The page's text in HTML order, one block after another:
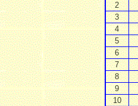
2
3
4
5
6
7
8
9
10